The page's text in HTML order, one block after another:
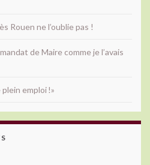
Rouen ne l’oublie pas !
de Maire comme je l’avais
emploi !»